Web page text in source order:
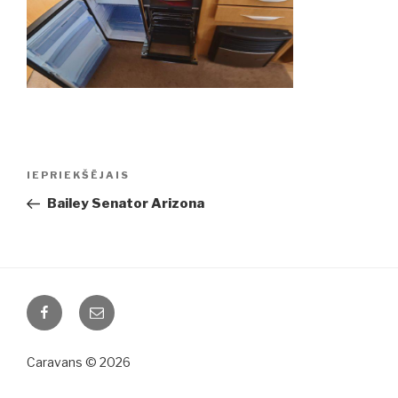
Ziņu
Iepriekšējā
ziņa:
IEPRIEKŠĒJAIS
Bailey Senator Arizona
FacebookEmail
Caravans © 2026